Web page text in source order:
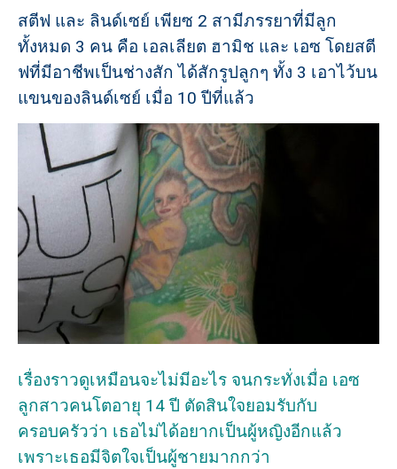
สตีฟ และ ลินด์เซย์ เพียซ 2 สามีภรรยาที่มีลูก
ทั้งหมด 3 คน คือ เอลเลียต ฮามิช และ เอซ โดยสตี
ฟที่มีอาชีพเป็นช่างสัก ได้สักรูปลูกๆ ทั้ง 3 เอาไว้บน
แขนของลินด์เซย์ เมื่อ 10 ปีที่แล้ว
เรื่องราวดูเหมือนจะไม่มีอะไร จนกระทั่งเมื่อ เอซ
ลูกสาวคนโตอายุ 14 ปี ตัดสินใจยอมรับกับ
ครอบครัวว่า เธอไม่ได้อยากเป็นผู้หญิงอีกแล้ว
เพราะเธอมีจิตใจเป็นผู้ชายมากกว่า